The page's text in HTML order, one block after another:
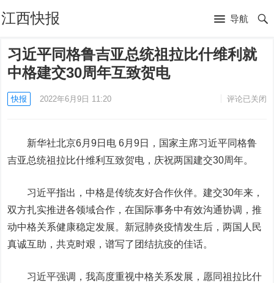
江西快报 导航
习近平同格鲁吉亚总统祖拉比什维利就
中格建交30周年互致贺电
快报 2022年6月9日 11:20 评论已关闭
新华社北京6月9日电 6月9日，国家主席习近平同格鲁
吉亚总统祖拉比什维利互致贺电，庆祝两国建交30周年。
习近平指出，中格是传统友好合作伙伴。建交30年来，
双方扎实推进各领域合作，在国际事务中有效沟通协调，推
动中格关系健康稳定发展。新冠肺炎疫情发生后，两国人民
真诚互助，共克时艰，谱写了团结抗疫的佳话。
习近平强调，我高度重视中格关系发展，愿同祖拉比什